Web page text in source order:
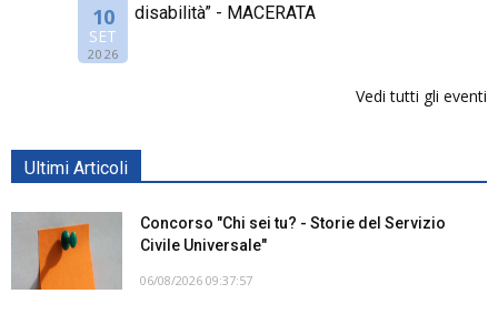
10
SET
2026
disabilità” - MACERATA
Vedi tutti gli eventi
Ultimi Articoli
Concorso "Chi sei tu? - Storie del Servizio
Civile Universale"
06/08/2026 09:37:57